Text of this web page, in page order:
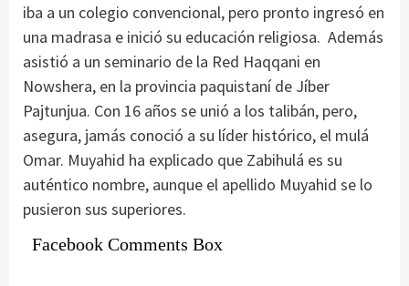
iba a un colegio convencional, pero pronto ingresó en
una madrasa e inició su educación religiosa. Además
asistió a un seminario de la Red Haqqani en
Nowshera, en la provincia paquistaní de Jíber
Pajtunjua. Con 16 años se unió a los talibán, pero,
asegura, jamás conoció a su líder histórico, el mulá
Omar. Muyahid ha explicado que Zabihulá es su
auténtico nombre, aunque el apellido Muyahid se lo
pusieron sus superiores.
Facebook Comments Box